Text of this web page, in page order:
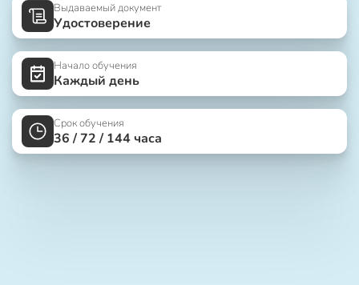
Выдаваемый документ
Удостоверение
Начало обучения
Каждый день
Срок обучения
36 / 72 / 144 часа